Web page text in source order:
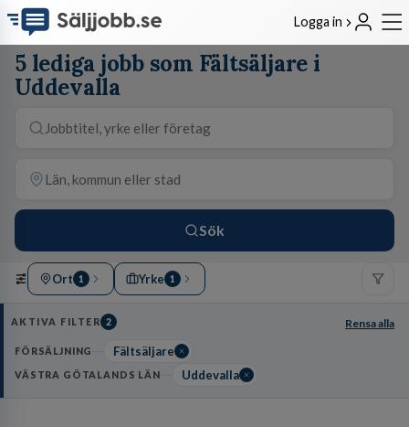
Logga in
5 lediga jobb som Fältsäljare i
Uddevalla
Sök
Ort 1 Yrke 1
AKTIVA FILTER 2 Rensa alla
FÖRSÄLJNING Fältsäljare
VÄSTRA GÖTALANDS LÄN Uddevalla